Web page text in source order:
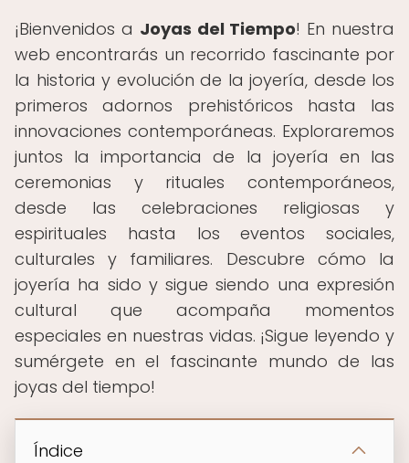
¡Bienvenidos a Joyas del Tiempo! En nuestra
web encontrarás un recorrido fascinante por
la historia y evolución de la joyería, desde los
primeros adornos prehistóricos hasta las
innovaciones contemporáneas. Exploraremos
juntos la importancia de la joyería en las
ceremonias y rituales contemporáneos,
desde las celebraciones religiosas y
espirituales hasta los eventos sociales,
culturales y familiares. Descubre cómo la
joyería ha sido y sigue siendo una expresión
cultural que acompaña momentos
especiales en nuestras vidas. ¡Sigue leyendo y
sumérgete en el fascinante mundo de las
joyas del tiempo!
Índice